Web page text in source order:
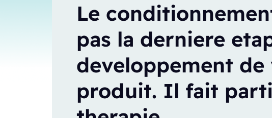
Le
pas la derniere
developpement de
produit. Il fait